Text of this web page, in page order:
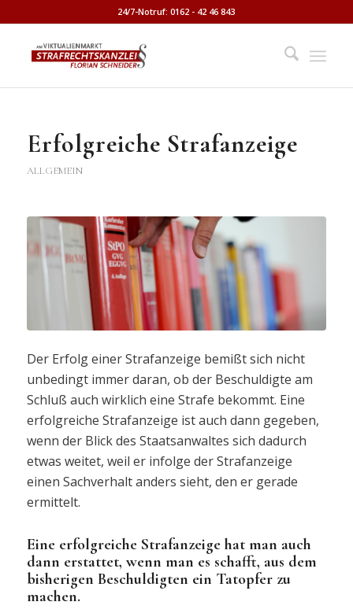
24/7-Notruf: 0162 - 42 46 843
Erfolgreiche Strafanzeige
ALLGEMEIN
Der Erfolg einer Strafanzeige bemißt sich nicht
unbedingt immer daran, ob der Beschuldigte am
Schluß auch wirklich eine Strafe bekommt. Eine
erfolgreiche Strafanzeige ist auch dann gegeben,
wenn der Blick des Staatsanwaltes sich dadurch
etwas weitet, weil er infolge der Strafanzeige
einen Sachverhalt anders sieht, den er gerade
ermittelt.
Eine erfolgreiche Strafanzeige hat man auch
dann erstattet, wenn man es schafft, aus dem
bisherigen Beschuldigten ein Tatopfer zu
machen.